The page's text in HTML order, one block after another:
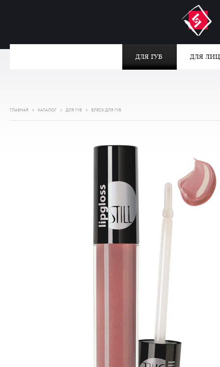
ДЛЯ ГУБ ДЛЯ
ГЛАВНАЯ КАТАЛОГ ДЛЯ ГУБ БЛЕСК ДЛЯ ГУБ